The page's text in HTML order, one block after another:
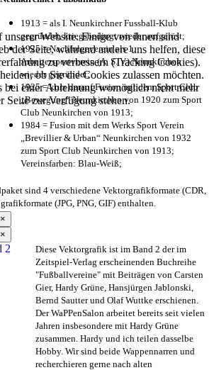
Website. Einige von ihnen sind
der Seite, während andere uns helfen, diese
zu verbessern (Tracking Cookies).
ob Sie die Cookies zulassen möchten.
bei einer Ablehnung womöglich nicht mehr
Seite zur Verfügung stehen.
1913 = als I. Neunkirchner Fussball-Klub
gegründet, kriegsbedingt wieder aufgelöst;
1925 = Nachfolgeverein als 1.
Arbeitersportverein (A. S. V.) Neunkirchen
wieder gegründet;
1925 = kurz darauf Fusion mit dem Sport Club
„Bewegung“ Neunkirchen von 1920 zum Sport
Club Neunkirchen von 1913;
1984 = Fusion mit dem Werks Sport Verein
„Brevillier & Urban“ Neunkirchen von 1932
zum Sport Club Neunkirchen von 1913;
Vereinsfarben: Blau-Weiß;
sind 4 verschiedene Vektorgrafikformate (CDR,
(JPG, PNG, GIF) enthalten.
×
×
Diese Vektorgrafik ist im Band 2 der im
Zeitspiel-Verlag erscheinenden Buchreihe
"Fußballvereine" mit Beiträgen von Carsten
Gier, Hardy Grüne, Hansjürgen Jablonski,
Bernd Sautter und Olaf Wuttke erschienen.
Der WaPPenSalon arbeitet bereits seit vielen
Jahren insbesondere mit Hardy Grüne
zusammen. Hardy und ich teilen dasselbe
Hobby. Wir sind beide Wappennarren und
recherchieren gerne nach alten